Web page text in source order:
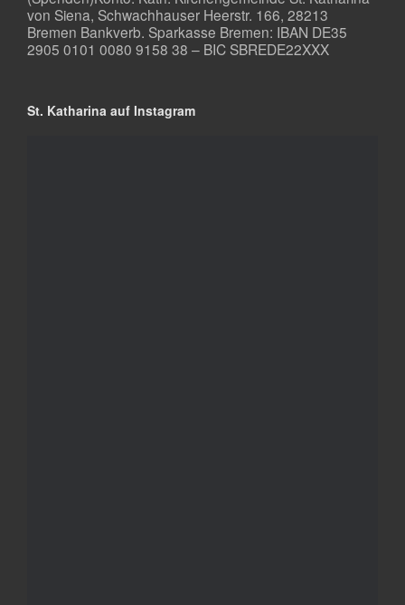
von Siena, Schwachhauser Heerstr. 166, 28213
Bremen Bankverb. Sparkasse Bremen: IBAN DE35
2905 0101 0080 9158 38 – BIC SBREDE22XXX
St. Katharina auf Instagram